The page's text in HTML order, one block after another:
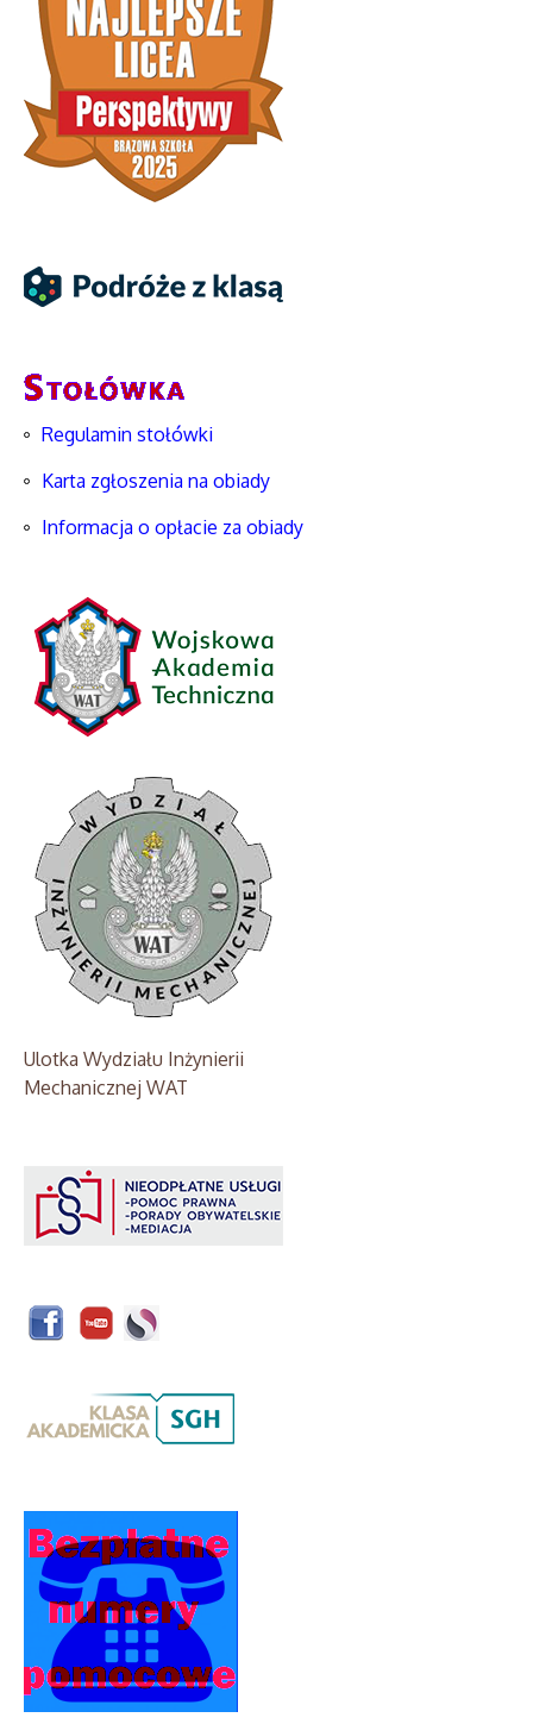
Regulamin stołówki
Karta zgłoszenia na obiady
Informacja o opłacie za obiady
Ulotka Wydziału Inżynierii
Mechanicznej WAT